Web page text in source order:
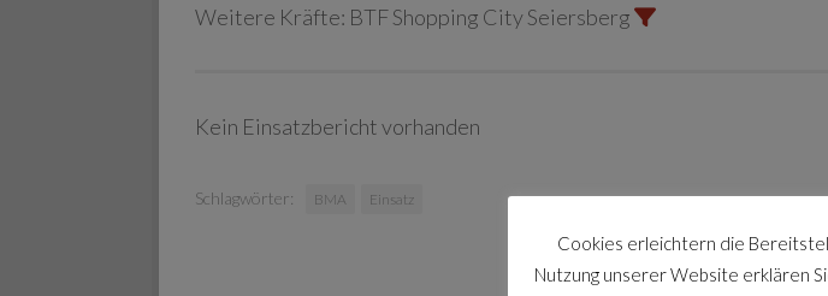
Weitere Kräfte: BTF Shopping City Seiersberg
Kein Einsatzbericht vorhanden
Schlagwörter: BMA Einsatz
Cookies erleichtern die
Nutzung unserer Website erklären